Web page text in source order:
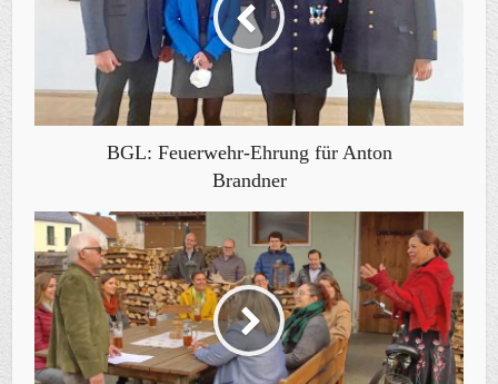
BGL: Feuerwehr-Ehrung für Anton
Brandner